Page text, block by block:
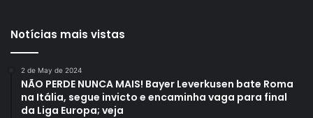
Notícias mais vistas
2 de May de 2024
NÃO PERDE NUNCA MAIS! Bayer Leverkusen bate Roma
na Itália, segue invicto e encaminha vaga para final
da Liga Europa; veja